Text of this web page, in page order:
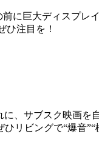
に巨大ディスプ
ひ注目を！
、サブスク映画
リビングで“爆音”“